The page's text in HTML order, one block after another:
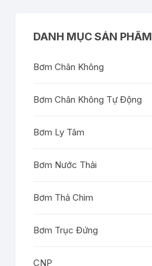
DANH MỤC SẢN PHẨM
Bơm Chân Không
Bơm Chân Không Tự Động
Bơm Ly Tâm
Bơm Nước Thải
Bơm Thả Chìm
Bơm Trục Đứng
CNP